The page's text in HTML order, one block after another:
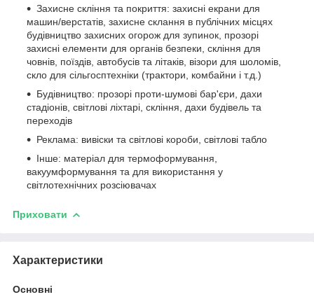
Захисне скління та покриття: захисні екрани для
машин/верстатів, захисне склання в публічних місцях
будівництво захисних огорож для зупинок, прозорі
захисні елементи для органів безпеки, скління для
човнів, поїздів, автобусів та літаків, візори для шоломів,
скло для сільгосптехніки (трактори, комбайни і т.д.)
Будівництво: прозорі проти-шумові бар'єри, дахи
стадіонів, світлові ліхтарі, скління, дахи будівель та
переходів
Реклама: вивіски та світлові короби, світлові табло
Iнше: матеріал для термоформування,
вакуумформування та для використання у
світлотехнічних розсіювачах
Приховати
Характеристики
Основні